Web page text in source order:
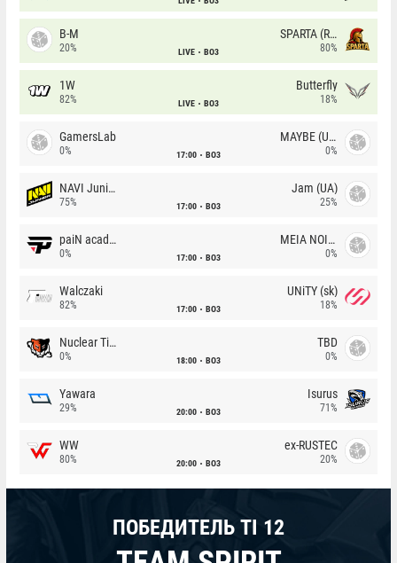
B-M
20% LIVE BO3
SPARTA (RU)
80%
1W
82% LIVE BO3
Butterfly
18%
GamersLab
0% 17:00 BO3
MAYBE (UA)
0%
NAVI Junior
75% 17:00 BO3
Jam (UA)
25%
paiN academy
0% 17:00 BO3
MEIA NOITE
0%
Walczaki
82% 17:00 BO3
UNiTY (sk)
18%
Nuclear TigeRES
0% 18:00 BO3
TBD
0%
Yawara
29% 20:00 BO3
Isurus
71%
WW
80% 20:00 BO3
ex-RUSTEC
20%
ПОБЕДИТЕЛЬ TI 12